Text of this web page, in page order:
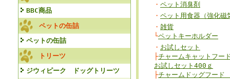
BBC商品
ペットの缶詰
ペットの缶詰
トリーツ
ジウィピーク ドッグトリーツ
・ ペット消臭剤
・ ペット用食器（強化磁
・ 雑貨
└ペットキーホルダー
・ お試しセット
├チャームキャットフー
お試しセット400ｇ
├チャームドッグフード